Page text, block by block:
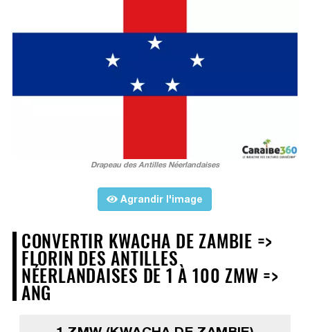
Drapeau des Antilles Néerlandaises
Agrandir l'image
CONVERTIR KWACHA DE ZAMBIE =>
FLORIN DES ANTILLES
NÉERLANDAISES DE 1 À 100 ZMW =>
ANG